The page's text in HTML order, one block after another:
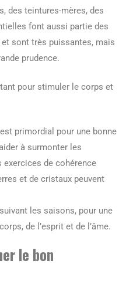
des teintures-mères, des
font aussi partie des
sont très puissantes, mais
prudence.
pour stimuler le corps et
primordial pour une bonne
à surmonter les
de cohérence
et de cristaux peuvent
les saisons, pour une
de l’esprit et de l’âme.
le bon